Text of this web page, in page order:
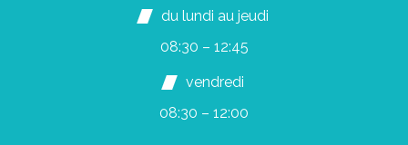
du lundi au jeudi
08:30 – 12:45
vendredi
08:30 – 12:00